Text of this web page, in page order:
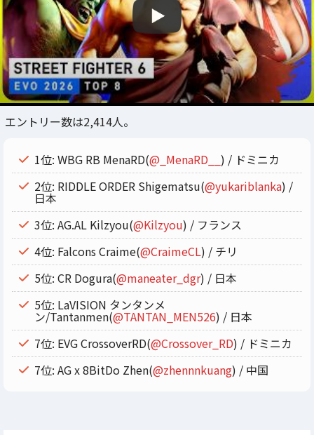
エントリー数は2,414人。
1位: WBG RB MenaRD(@_MenaRD__ ) / ドミニカ
2位: RIDDLE ORDER Shigematsu(@yukariblanka) /
日本
3位: AG.AL Kilzyou(@Kilzyou) / フランス
4位: Falcons Craime(@CraimeCL) / チリ
5位: CR Dogura(@maneater_dgr) / 日本
5位: LaVISION タンタンメ
ン/Tantanmen(@TANTAN_MEN526) / 日本
7位: EVG CrossoverRD(@Crossover_RD) / ドミニカ
7位: AG x 8BitDo Zhen(@zhennnkuang) / 中国